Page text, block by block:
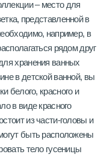
– место для
представленной в
например, в
рядом друг
хранения ванных
в детской ванной, вы
белого, красного и
в виде красного
из части-головы и
быть расположены
тело гусеницы